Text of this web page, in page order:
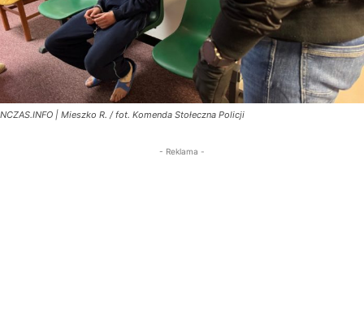
NCZAS.INFO | Mieszko R. / fot. Komenda Stołeczna Policji
- Reklama -